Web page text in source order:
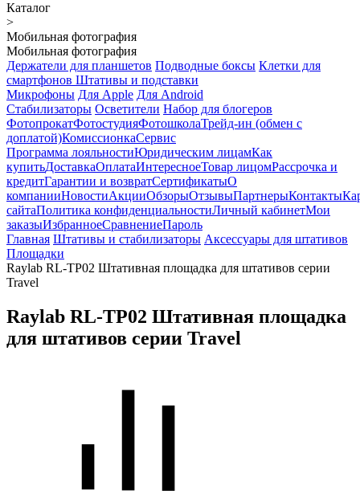
Каталог
>
Мобильная фотография
Мобильная фотография
Держатели для планшетов Подводные боксы Клетки для
смартфонов Штативы и подставки
Микрофоны Для Apple Для Android
Стабилизаторы Осветители Набор для блогеров
ФотопрокатФотостудияФотошколаТрейд-ин (обмен с
доплатой)КомиссионкаСервис
Программа лояльностиЮридическим лицамКак
купитьДоставкаОплатаИнтересноеТовар лицомРассрочка и
кредитГарантии и возвратСертификатыО
компанииНовостиАкцииОбзорыОтзывыПартнерыКонтакты
сайтаПолитика конфиденциальностиЛичный кабинетМои
заказыИзбранноеСравнениеПароль
Главная Штативы и стабилизаторы Аксессуары для штативов
Площадки
Raylab RL-TP02 Штативная площадка для штативов серии
Travel
Raylab RL-TP02 Штативная площадка
для штативов серии Travel